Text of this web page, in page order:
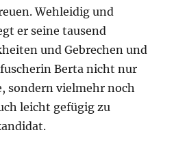
Wehleidig und
er seine tausend
und Gebrechen und
Berta nicht nur
sondern vielmehr noch
leicht gefügig zu